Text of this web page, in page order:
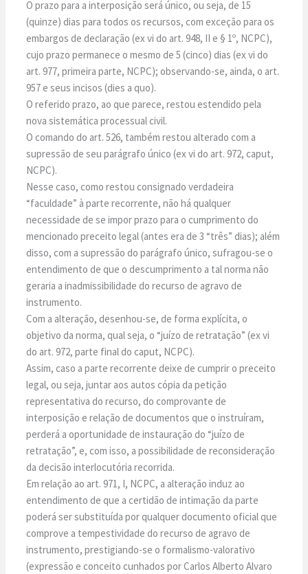
O prazo para a interposição será único, ou seja, de 15
(quinze) dias para todos os recursos, com exceção para os
embargos de declaração (ex vi do art. 948, II e § 1º, NCPC),
cujo prazo permanece o mesmo de 5 (cinco) dias (ex vi do
art. 977, primeira parte, NCPC); observando-se, ainda, o art.
957 e seus incisos (dies a quo).
O referido prazo, ao que parece, restou estendido pela
nova sistemática processual civil.
O comando do art. 526, também restou alterado com a
supressão de seu parágrafo único (ex vi do art. 972, caput,
NCPC).
Nesse caso, como restou consignado verdadeira
“faculdade” à parte recorrente, não há qualquer
necessidade de se impor prazo para o cumprimento do
mencionado preceito legal (antes era de 3 “três” dias); além
disso, com a supressão do parágrafo único, sufragou-se o
entendimento de que o descumprimento a tal norma não
geraria a inadmissibilidade do recurso de agravo de
instrumento.
Com a alteração, desenhou-se, de forma explícita, o
objetivo da norma, qual seja, o “juízo de retratação” (ex vi
do art. 972, parte final do caput, NCPC).
Assim, caso a parte recorrente deixe de cumprir o preceito
legal, ou seja, juntar aos autos cópia da petição
representativa do recurso, do comprovante de
interposição e relação de documentos que o instruíram,
perderá a oportunidade de instauração do “juízo de
retratação”, e, com isso, a possibilidade de reconsideração
da decisão interlocutória recorrida.
Em relação ao art. 971, I, NCPC, a alteração induz ao
entendimento de que a certidão de intimação da parte
poderá ser substituída por qualquer documento oficial que
comprove a tempestividade do recurso de agravo de
instrumento, prestigiando-se o formalismo-valorativo
(expressão e conceito cunhados por Carlos Alberto Alvaro